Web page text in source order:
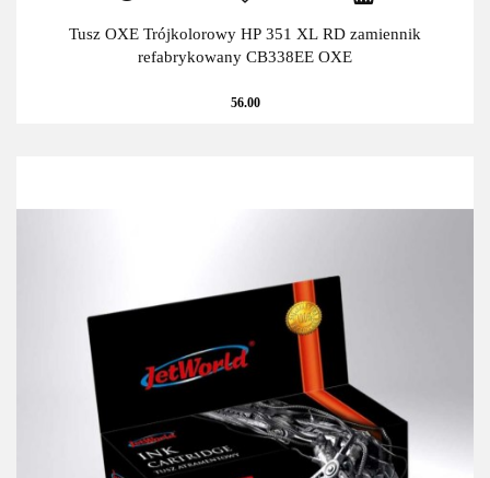
Tusz OXE Trójkolorowy HP 351 XL RD zamiennik
refabrykowany CB338EE OXE
56.00